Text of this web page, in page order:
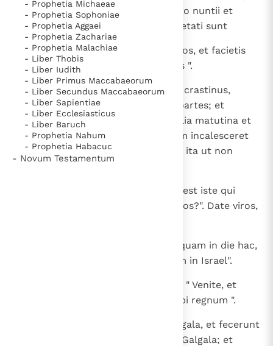
- Prophetia Michaeae
- Prophetia Sophoniae
- Prophetia Aggaei
- Prophetia Zachariae
- Prophetia Malachiae
- Liber Thobis
- Liber Iudith
- Liber Primus Maccabaeorum
- Liber Secundus Maccabaeorum
- Liber Sapientiae
- Liber Ecclesiasticus
- Liber Baruch
- Prophetia Nahum
- Prophetia Habacuc
- Novum Testamentum
cum incaluerit sol ". Venerunt ergo nuntii et
annuntiaverunt viris Iabes, qui laetati sunt
et dixerunt: "Mane exibimus ad vos, et facietis
nobis omne, quod placuerit vobis ".
Et factum est, cum venisset dies crastinus,
constituit Saul populum in tres partes; et
ingressi sunt media castra in vigilia matutina et
percusserunt Ammon, usque dum incalesceret
dies. Reliqui autem dispersi sunt, ita ut non
relinquerentur in eis duo pariter.
Et ait populus ad Samuel: " Quis est iste qui
dixit: "Saul num regnabit super nos?". Date viros,
Et ait Saul: " Non occidetur quisquam in die hac,
quia hodie fecit Dominus salutem in Israel".
Dixit autem Samuel ad populum: " Venite, et
eamus in Galgala et innovemus ibi regnum ".
Et perrexit omnis populus in Galgala, et fecerunt
ibi regem Saul coram Domino in Galgala; et